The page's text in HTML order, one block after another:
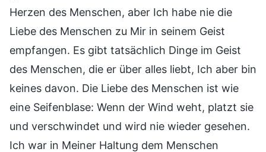
Herzen des Menschen, aber Ich habe nie die
Liebe des Menschen zu Mir in seinem Geist
empfangen. Es gibt tatsächlich Dinge im Geist
des Menschen, die er über alles liebt, Ich aber bin
keines davon. Die Liebe des Menschen ist wie
eine Seifenblase: Wenn der Wind weht, platzt sie
und verschwindet und wird nie wieder gesehen.
Ich war in Meiner Haltung dem Menschen